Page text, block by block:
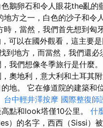
鵝卵石和令人眼花the亂的
方之一，白色的沙子和令
，當然，我們首先想到匈
可以在國外觀看，這主要
到地方，而當然，我們還
我們想像冬季旅行是什麼。
奧地利，意大利和土耳其
地。 它在修道院的建築和
台中輕井澤按摩 國際整復師
點和look塔僅10公里。 什
）的名字，西西（Sissi）